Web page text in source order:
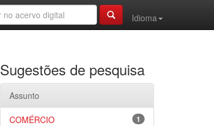
Idioma
Sugestões de pesquisa
Assunto
1
COMÉRCIO